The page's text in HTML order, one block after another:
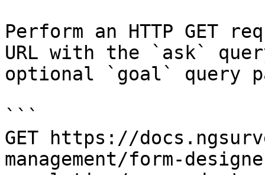
Perform an HTTP GET
URL with the `ask`
optional `goal` query
```
GET https://
management/form-